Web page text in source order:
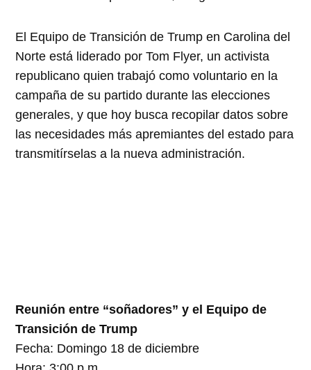
El Equipo de Transición de Trump en Carolina del
Norte está liderado por Tom Flyer, un activista
republicano quien trabajó como voluntario en la
campaña de su partido durante las elecciones
generales, y que hoy busca recopilar datos sobre
las necesidades más apremiantes del estado para
transmitírselas a la nueva administración.
Reunión entre “soñadores” y el Equipo de
Transición de Trump
Fecha: Domingo 18 de diciembre